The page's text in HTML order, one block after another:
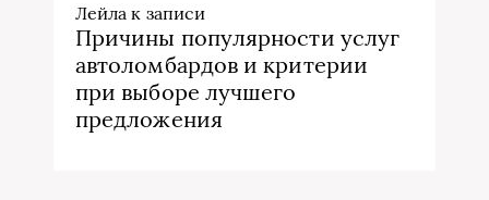
Лейла к записи
Причины популярности услуг
автоломбардов и критерии
при выборе лучшего
предложения